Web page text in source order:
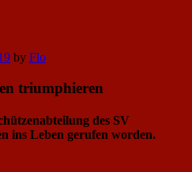
by Flo
triumphieren
des SV
ins Leben gerufen worden.